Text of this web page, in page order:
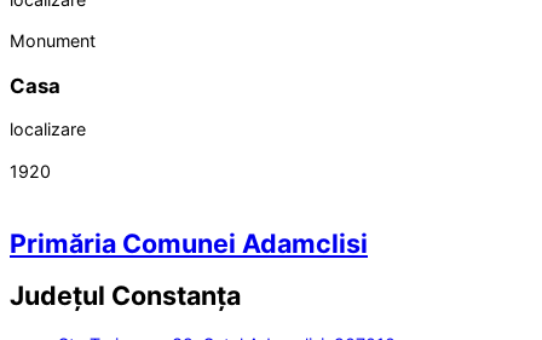
Monument
Casa
localizare
1920
Primăria Comunei Adamclisi
Județul Constanța